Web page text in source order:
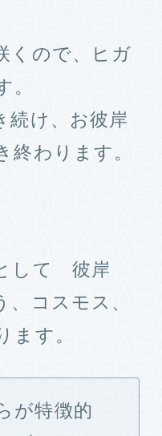
くので、ヒガ
。
続け、お彼岸
終わります。
して 彼岸
コスモス、
す。
が特徴的